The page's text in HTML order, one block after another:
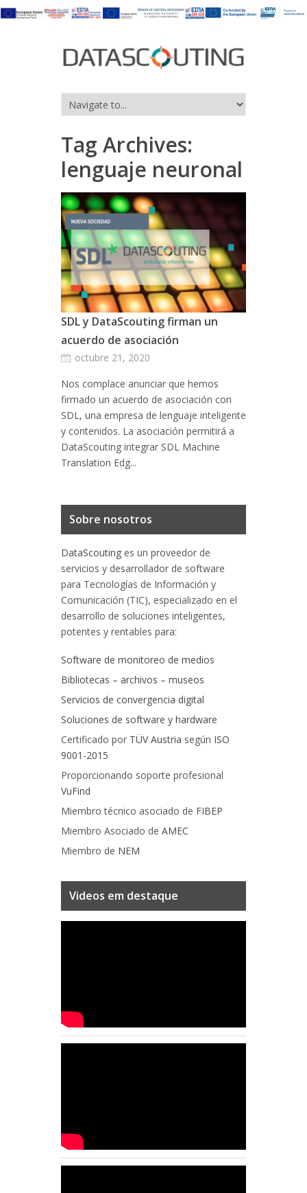
Tag Archives:
lenguaje neuronal
SDL y DataScouting firman un
acuerdo de asociación
octubre 21, 2020
Nos complace anunciar que hemos
firmado un acuerdo de asociación con
SDL, una empresa de lenguaje inteligente
y contenidos. La asociación permitirá a
DataScouting integrar SDL Machine
Translation Edg...
Sobre nosotros
DataScouting es un proveedor de
servicios y desarrollador de software
para Tecnologías de Información y
Comunicación (TIC), especializado en el
desarrollo de soluciones inteligentes,
potentes y rentables para:
Software de monitoreo de medios
Bibliotecas – archivos – museos
Servicios de convergencia digital
Soluciones de software y hardware
Certificado por TÜV Austria según ISO
9001-2015
Proporcionando soporte profesional
VuFind
Miembro técnico asociado de FIBEP
Miembro Asociado de AMEC
Miembro de NEM
Videos em destaque